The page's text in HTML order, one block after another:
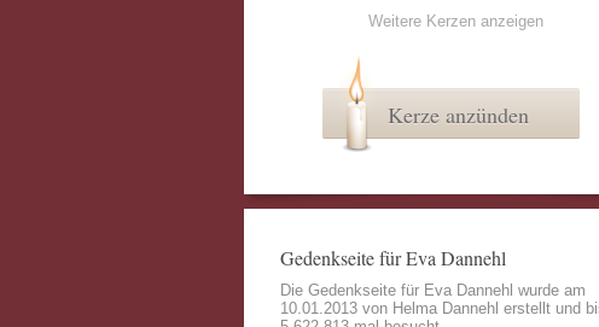
Weitere Kerzen anzeigen
Kerze anzünden
Gedenkseite für Eva Dannehl
Die Gedenkseite für Eva Dannehl wurde am
10.01.2013 von Helma Dannehl erstellt und